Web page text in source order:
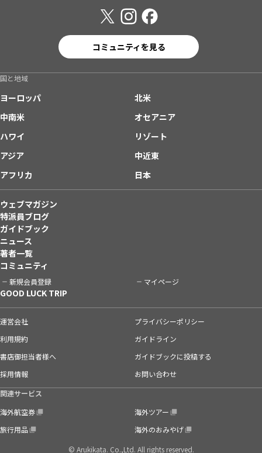
コミュニティを見る
国と地域
ヨーロッパ
北米
中南米
オセアニア
ハワイ
リゾート
アジア
中近東
アフリカ
日本
ウェブマガジン
特派員ブログ
ガイドブック
ニュース
著者一覧
コミュニティ
新規会員登録 マイページ
GOOD LUCK TRIP
運営会社
プライバシーポリシー
利用規約
ガイドライン
書店御担当者様へ
ガイドブックに投稿する
採用情報
お問い合わせ
関連サービス
海外航空券
海外ツアー
旅行用品
海外のおみやげ
© Arukikata. Co.,Ltd. All rights reserved.